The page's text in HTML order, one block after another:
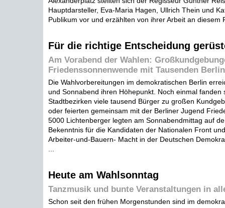
Hauptdarsteller, Eva-Maria Hagen, Ullrich Thein und
Publikum vor und erzählten von ihrer Arbeit an diesem
Für die richtige Entscheidung
Am Vorabend der Wahlen:
Friedenssonnenwende mit Tausenden
Die Wahlvorbereitungen im demokratischen Berlin
und Sonnabend ihren Höhepunkt. Noch einmal fanden
Stadtbezirken viele tausend Bürger zu großen
oder feierten gemeinsam mit der Berliner Jugend
5000 Lichtenberger legten am Sonnabendmittag auf
Bekenntnis für die Kandidaten der Nationalen Front
Arbeiter-und-Bauern- Macht in der Deutschen
Heute am Wahlsonntag
Tanzmusik und bunte Veranstaltungen in
Schon seit den frühen Morgenstunden sind im